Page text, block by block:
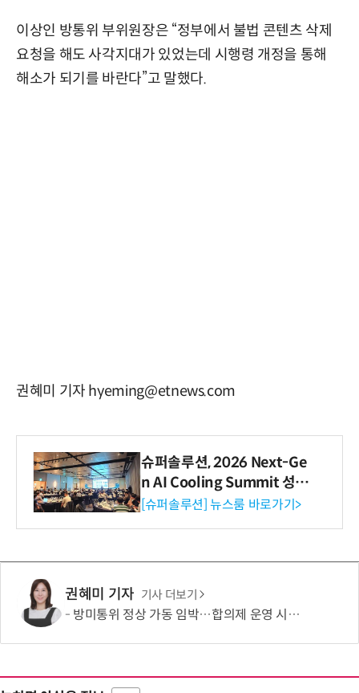
이상인 방통위 부위원장은 “정부에서 불법 콘텐츠 삭제
요청을 해도 사각지대가 있었는데 시행령 개정을 통해
해소가 되기를 바란다”고 말했다.
권혜미 기자 hyeming@etnews.com
슈퍼솔루션, 2026 Next-Ge
n AI Cooling Summit 성황
리 성료
[슈퍼솔루션] 뉴스룸 바로가기>
권혜미 기자 기사 더보기
방미통위 정상 가동 임박…합의제 운영 시험대